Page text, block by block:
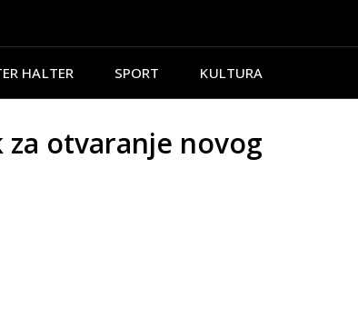
HALTER SPORT KULTURA
za otvaranje novog